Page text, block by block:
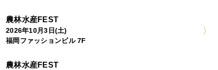
農林水産FEST
2026年10月3日(土)
福岡ファッションビル 7F
農林水産FEST